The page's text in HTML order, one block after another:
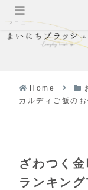
Home
カルディご飯の
ざわつく
ランキン
メニュー